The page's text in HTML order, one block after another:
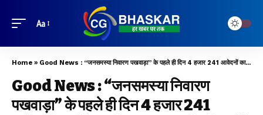
Aa
Home » Good News : “जनसमस्या निवारण पखवाड़ा” के पहले ही दिन 4 हजार 241 आवेदनों का मौके पर निराकरण, नगरीय निकायों में आज से शुरू हुए शिविरों में मिले कुल 7 हजार 757 आवेदन
Good News : “जनसमस्या निवारण
पखवाड़ा” के पहले ही दिन 4 हजार 241